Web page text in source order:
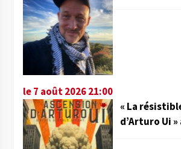
le 7 août 2026 21:00
« La
d’Arturo Ui »